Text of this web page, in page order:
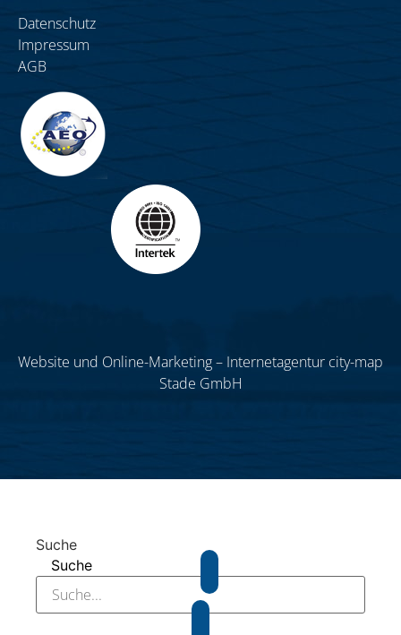
Datenschutz
Impressum
AGB
Website und Online-Marketing – Internetagentur city-map
Stade GmbH
Suche
Suche